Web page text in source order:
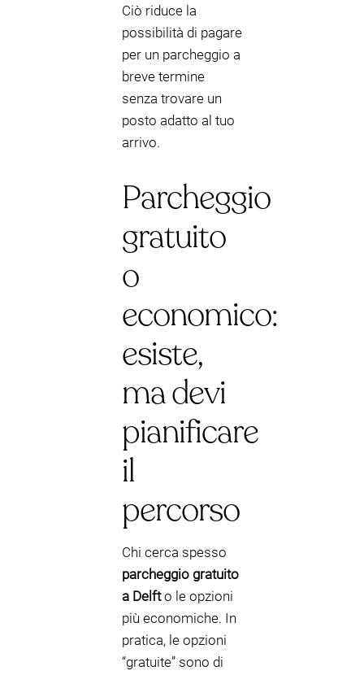
Ciò riduce la
possibilità di pagare
per un parcheggio a
breve termine
senza trovare un
posto adatto al tuo
arrivo.
Parcheggio
gratuito
o
economico:
esiste,
ma devi
pianificare
il
percorso
Chi cerca spesso
parcheggio gratuito
a Delfto le opzioni
più economiche. In
pratica, le opzioni
“gratuite” sono di